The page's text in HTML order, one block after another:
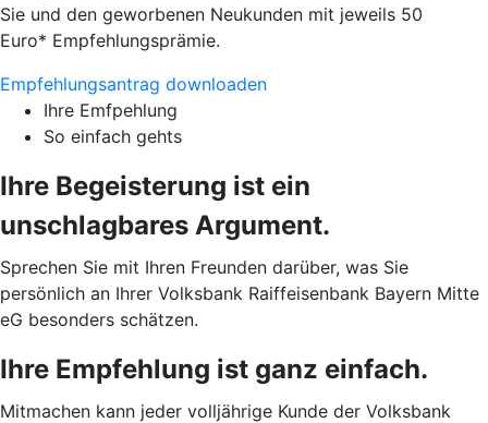
Sie und den geworbenen Neukunden mit jeweils 50
Euro* Empfehlungsprämie.
Empfehlungsantrag downloaden
Ihre Emfpehlung
So einfach gehts
Ihre Begeisterung ist ein
unschlagbares Argument.
Sprechen Sie mit Ihren Freunden darüber, was Sie
persönlich an Ihrer Volksbank Raiffeisenbank Bayern Mitte
eG besonders schätzen.
Ihre Empfehlung ist ganz einfach.
Mitmachen kann jeder volljährige Kunde der Volksbank